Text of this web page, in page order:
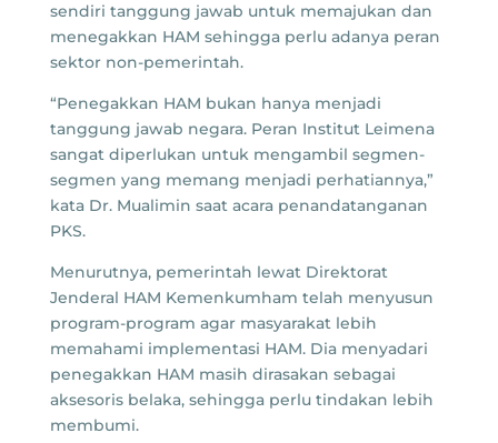
sendiri tanggung jawab untuk memajukan dan
menegakkan HAM sehingga perlu adanya peran
sektor non-pemerintah.
“Penegakkan HAM bukan hanya menjadi
tanggung jawab negara. Peran Institut Leimena
sangat diperlukan untuk mengambil segmen-
segmen yang memang menjadi perhatiannya,”
kata Dr. Mualimin saat acara penandatanganan
PKS.
Menurutnya, pemerintah lewat Direktorat
Jenderal HAM Kemenkumham telah menyusun
program-program agar masyarakat lebih
memahami implementasi HAM. Dia menyadari
penegakkan HAM masih dirasakan sebagai
aksesoris belaka, sehingga perlu tindakan lebih
membumi.